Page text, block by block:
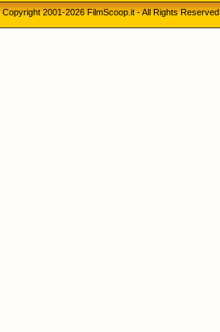
Copyright 2001-2026 FilmScoop.it - All Rights Reserved